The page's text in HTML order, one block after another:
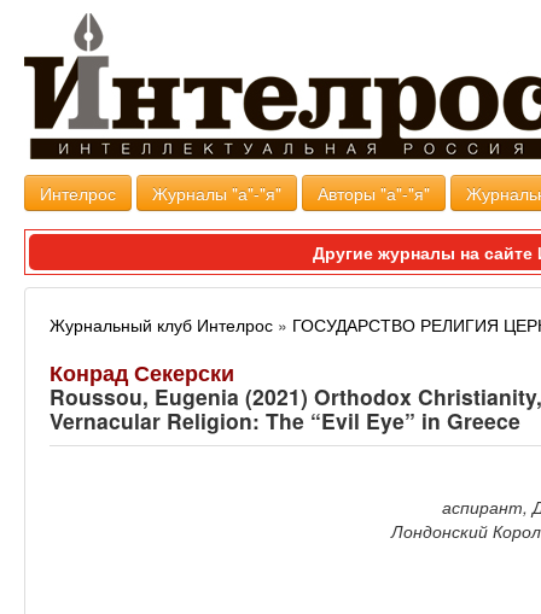
Интелрос Журналы "а"-"я" Авторы "а"-"я"
Другие журналы на
Журнальный клуб Интелрос » ГОСУДАРСТВО РЕЛИГИЯ
Конрад Секерски
Roussou, Eugenia (2021) Orthodox
Vernacular Religion: The “Evil Eye” in Greece
аспирант,
Лондонский